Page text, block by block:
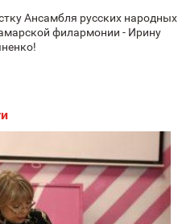
Ансамбля русских народных
филармонии - Ирину